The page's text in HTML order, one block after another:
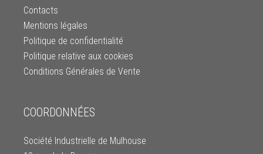
Contacts
Mentions légales
Politique de confidentialité
Politique relative aux cookies
Conditions Générales de Vente
COORDONNÉES
Société Industrielle de Mulhouse